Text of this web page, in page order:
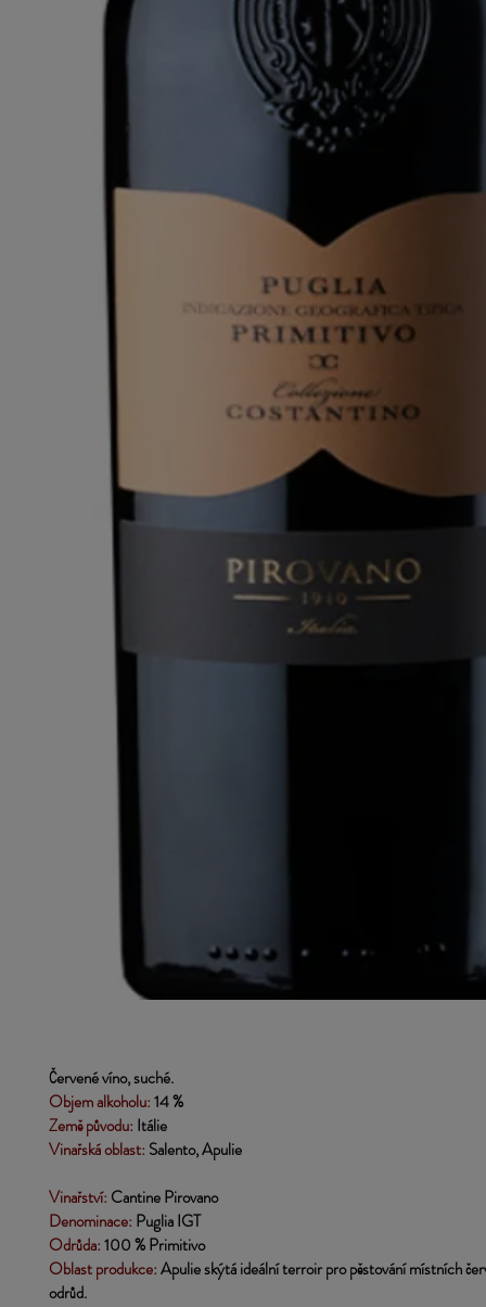
Červené víno, suché.
Objem alkoholu: 14 %
Země původu: Itálie
Vinařská oblast: Salento, Apulie
Vinařství: Cantine Pirovano
Denominace: Puglia IGT
Odrůda:100 %Primitivo
Oblast produkce:Apulie skýtá ideální terroir pro pěstování místních
odrůd.